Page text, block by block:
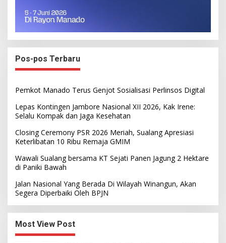
Pos-pos Terbaru
Pemkot Manado Terus Genjot Sosialisasi Perlinsos Digital
Lepas Kontingen Jambore Nasional XII 2026, Kak Irene:
Selalu Kompak dan Jaga Kesehatan
Closing Ceremony PSR 2026 Meriah, Sualang Apresiasi
Keterlibatan 10 Ribu Remaja GMIM
Wawali Sualang bersama KT Sejati Panen Jagung 2 Hektare
di Paniki Bawah
Jalan Nasional Yang Berada Di Wilayah Winangun, Akan
Segera Diperbaiki Oleh BPJN
Most View Post